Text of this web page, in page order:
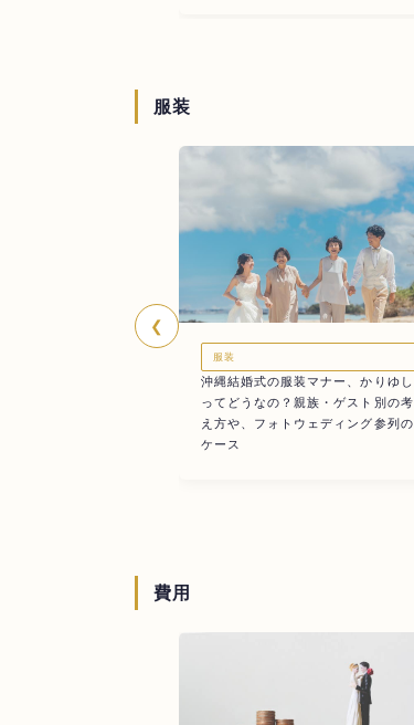
服装
❮
服装
沖縄結婚式の服装マナー、かりゆし
ってどうなの？親族・ゲスト別の考
え方や、フォトウェディング参列の
ケース
費用